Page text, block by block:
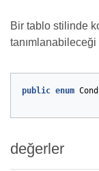
Bir tablo stilinde
tanımlanabileceği
public enum
değerler